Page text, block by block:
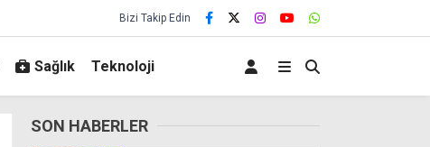
Bizi Takip Edin
Sağlık Teknoloji
SON HABERLER